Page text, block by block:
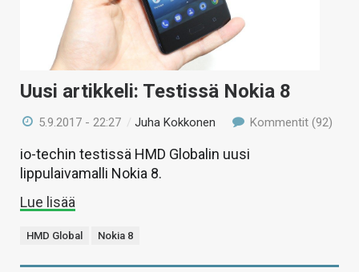
Uusi artikkeli: Testissä Nokia 8
5.9.2017 - 22:27 /Juha Kokkonen Kommentit (92)
io-techin testissä HMD Globalin uusi
lippulaivamalli Nokia 8.
Lue lisää
HMD Global Nokia 8